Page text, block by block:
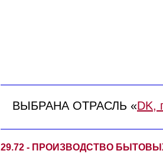
ВЫБРАНА ОТРАСЛЬ «DK,
29.72 - ПРОИЗВОДСТВО